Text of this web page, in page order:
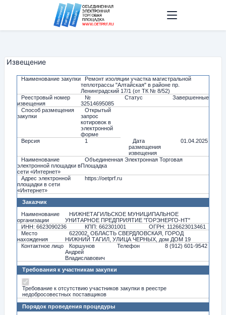
Извещение
Наименование закупки
Ремонт изоляции участка магистральной
теплотрассы "Алтайская" в районе пр.
Ленинградский 17/1 (от ТК № 8/52)
Реестровый номер
извещения
№
32514695085
Статус Завершенные
Способ размещения
закупки
Открытый
запрос
котировок в
электронной
форме
Версия
1
Дата
размещения
извещения
01.04.2025
Наименование
электронной площадки в
сети «Интернет»
Объединенная Электронная Торговая
Площадка
Адрес электронной
площадки в сети
«Интернет»
https://oetprf.ru
Заказчик
Наименование
организации
НИЖНЕТАГИЛЬСКОЕ МУНИЦИПАЛЬНОЕ
УНИТАРНОЕ ПРЕДПРИЯТИЕ "ГОРЭНЕРГО-НТ"
ИНН: 6623090236
КПП: 662301001
ОГРН: 1126623013461
Место
нахождения
622002, ОБЛАСТЬ СВЕРДЛОВСКАЯ, ГОРОД
НИЖНИЙ ТАГИЛ, УЛИЦА ЧЕРНЫХ, дом ДОМ 19
Контактное лицо
Коршунов
Андрей
Владиславович
Телефон 8 (912) 601-9542
Требования к участникам закупки
Требование к отсутствию участников закупки в реестре
недобросовестных поставщиков
Порядок проведения процедуры